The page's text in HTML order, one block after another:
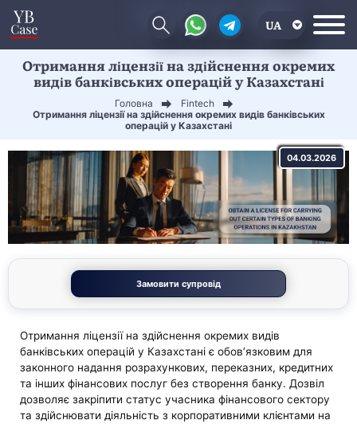
UA
EN
Отримання ліцензії на здійснення окремих
видів банківських операцій у Казахстані
Головна
Fintech
Отримання ліцензії на здійснення окремих видів банківських
операцій у Казахстані
04.03.2026
Замовити супровід
Отримання ліцензії на здійснення окремих видів
банківських операцій у Казахстані є обов’язковим для
законного надання розрахункових, переказних, кредитних
та інших фінансових послуг без створення банку. Дозвіл
дозволяє закріпити статус учасника фінансового сектору
та здійснювати діяльність з корпоративними клієнтами на